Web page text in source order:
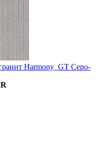
Harmony_GT Серо-